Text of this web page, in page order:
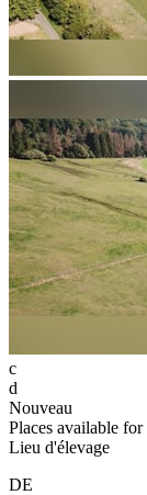
c
d
Nouveau
Places available
Lieu d'élevage
DE